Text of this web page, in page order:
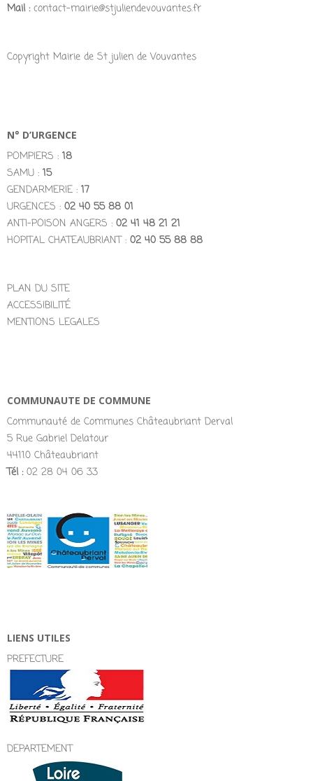
Mail :contact-mairie@stjuliendevouvantes.fr
Copyright Mairie de St julien de Vouvantes
N° D’URGENCE
POMPIERS : 18
SAMU : 15
GENDARMERIE : 17
URGENCES : 02 40 55 88 01
ANTI-POISON ANGERS : 02 41 48 21 21
HOPITAL CHATEAUBRIANT : 02 40 55 88 88
PLAN DU SITE
ACCESSIBILITÉ
MENTIONS LEGALES
COMMUNAUTE DE COMMUNE
Communauté de Communes Châteaubriant Derval
5 Rue Gabriel Delatour
44110 Châteaubriant
Tél :02 28 04 06 33
LIENS UTILES
PREFECTURE
DEPARTEMENT